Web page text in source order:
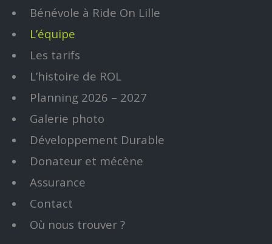
Bénévole à Ride On Lille
L’équipe
Les tarifs
L’histoire de ROL
Planning 2026 – 2027
Galerie photo
Développement Durable
Donateur et mécène
Assurance
Contact
Où nous trouver ?